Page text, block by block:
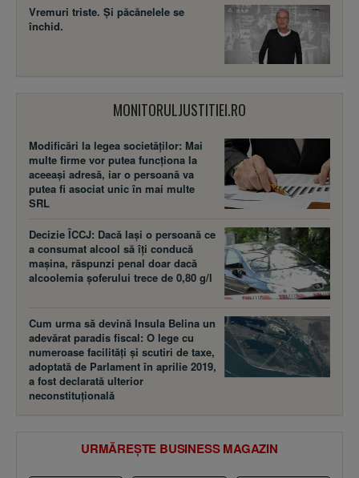
Vremuri triste. Şi păcănelele se
închid.
MONITORULJUSTITIEI.RO
Modificări la legea societăţilor: Mai
multe firme vor putea funcţiona la
aceeaşi adresă, iar o persoană va
putea fi asociat unic în mai multe
SRL
Decizie ÎCCJ: Dacă laşi o persoană ce
a consumat alcool să îţi conducă
maşina, răspunzi penal doar dacă
alcoolemia şoferului trece de 0,80 g/l
Cum urma să devină Insula Belina un
adevărat paradis fiscal: O lege cu
numeroase facilităţi şi scutiri de taxe,
adoptată de Parlament în aprilie 2019,
a fost declarată ulterior
neconstituţională
URMĂREȘTE BUSINESS MAGAZIN